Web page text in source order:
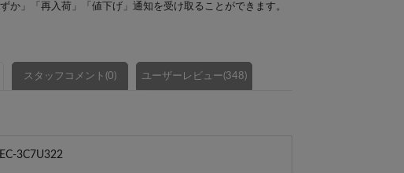
か」「再入荷」「値下げ」通知を受け取ることができます。
スタッフコメント(0) ユーザーレビュー(348)
3C7U322